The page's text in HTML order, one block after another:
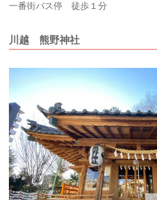
一番街バス停 徒歩１分
川越 熊野神社